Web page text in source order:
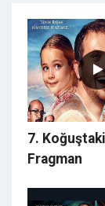
7.
Fragman